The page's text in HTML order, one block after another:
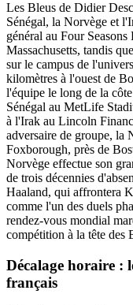
Les Bleus de Didier
Sénégal, la Norvège et
général au Four
Massachusetts, tandis
sur le campus de
kilomètres à l'ouest de
l'équipe le long de la
Sénégal au MetLife
à l'Irak au Lincoln
adversaire de groupe, la
Foxborough, près de
Norvège effectue son
de trois décennies
Haaland, qui affrontera
comme l'un des duels
rendez-vous mondial
compétition à la tête des
Décalage horaire :
français